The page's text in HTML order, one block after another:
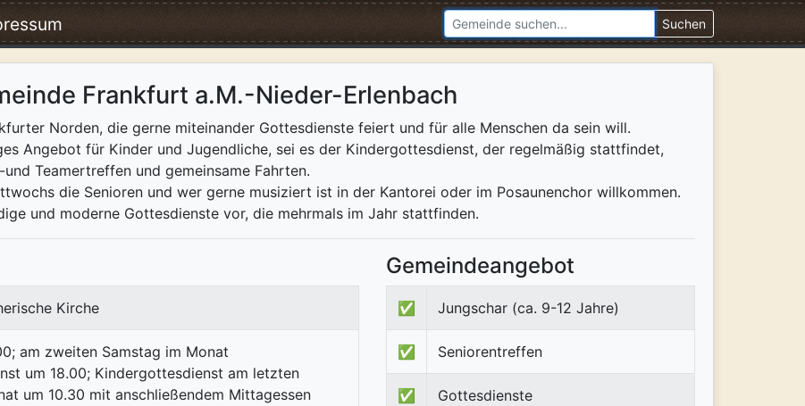
Suchen
Frankfurt a.M.-Nieder-Erlenbach
Norden, die gerne miteinander Gottesdienste feiert und für alle Menschen da sein will.
Angebot für Kinder und Jugendliche, sei es der Kindergottesdienst, der regelmäßig stattfindet,
Teamertreffen und gemeinsame Fahrten.
die Senioren und wer gerne musiziert ist in der Kantorei oder im Posaunenchor willkommen.
und moderne Gottesdienste vor, die mehrmals im Jahr stattfinden.
Kirche
am zweiten Samstag im Monat
um 18.00; Kindergottesdienst am letzten
um 10.30 mit anschließendem Mittagessen
Gemeindeangebot
✅ Jungschar (ca. 9-12 Jahre)
✅ Seniorentreffen
✅ Gottesdienste